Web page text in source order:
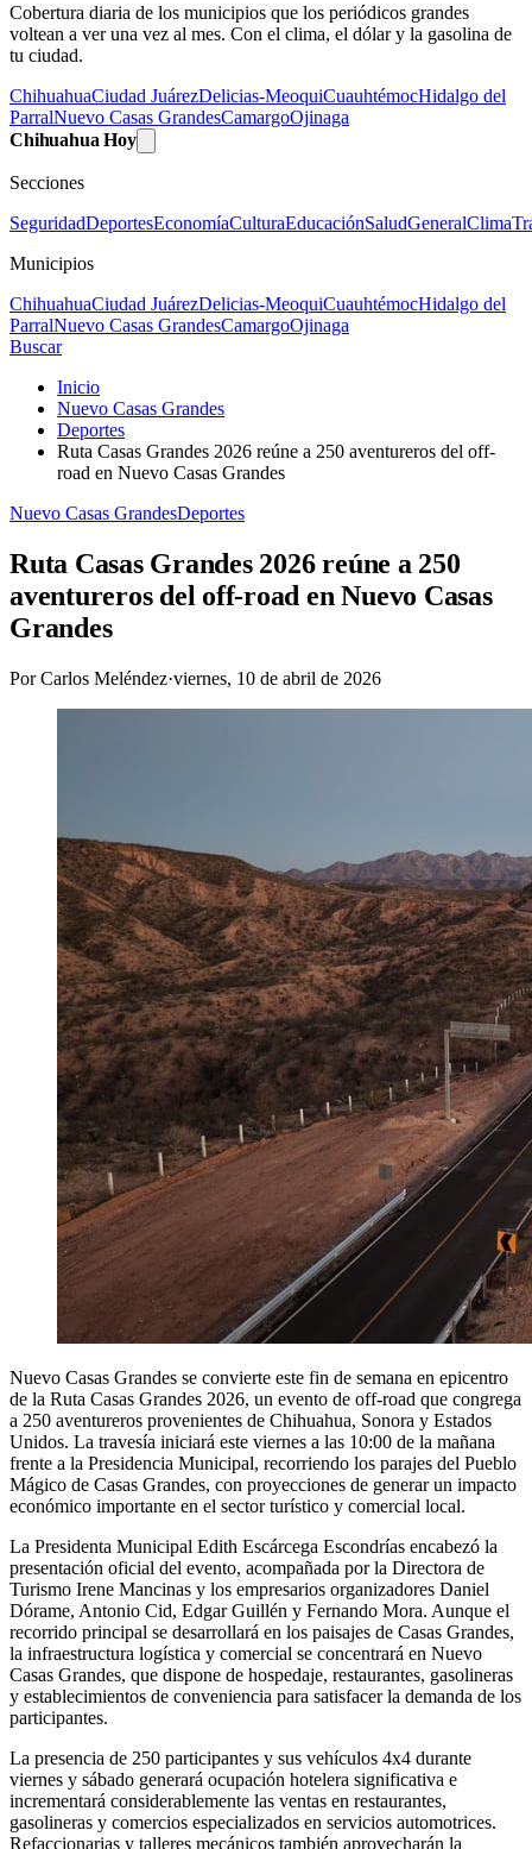
Cobertura diaria de los municipios que los periódicos grandes
voltean a ver una vez al mes. Con el clima, el dólar y la gasolina de
tu ciudad.
ChihuahuaCiudad JuárezDelicias-MeoquiCuauhtémocHidalgo del
ParralNuevo Casas GrandesCamargoOjinaga
Chihuahua Hoy
Secciones
SeguridadDeportesEconomíaCulturaEducaciónSaludGeneralClima
Municipios
ChihuahuaCiudad JuárezDelicias-MeoquiCuauhtémocHidalgo del
ParralNuevo Casas GrandesCamargoOjinaga
Buscar
Inicio
Nuevo Casas Grandes
Deportes
Ruta Casas Grandes 2026 reúne a 250 aventureros del off-
road en Nuevo Casas Grandes
Nuevo Casas GrandesDeportes
Ruta Casas Grandes 2026 reúne a 250
aventureros del off-road en Nuevo Casas
Grandes
PorCarlos Meléndez·viernes, 10 de abril de 2026
Nuevo Casas Grandes se convierte este fin de semana en epicentro
de la Ruta Casas Grandes 2026, un evento de off-road que congrega
a 250 aventureros provenientes de Chihuahua, Sonora y Estados
Unidos. La travesía iniciará este viernes a las 10:00 de la mañana
frente a la Presidencia Municipal, recorriendo los parajes del Pueblo
Mágico de Casas Grandes, con proyecciones de generar un impacto
económico importante en el sector turístico y comercial local.
La Presidenta Municipal Edith Escárcega Escondrías encabezó la
presentación oficial del evento, acompañada por la Directora de
Turismo Irene Mancinas y los empresarios organizadores Daniel
Dórame, Antonio Cid, Edgar Guillén y Fernando Mora. Aunque el
recorrido principal se desarrollará en los paisajes de Casas Grandes,
la infraestructura logística y comercial se concentrará en Nuevo
Casas Grandes, que dispone de hospedaje, restaurantes, gasolineras
y establecimientos de conveniencia para satisfacer la demanda de los
participantes.
La presencia de 250 participantes y sus vehículos 4x4 durante
viernes y sábado generará ocupación hotelera significativa e
incrementará considerablemente las ventas en restaurantes,
gasolineras y comercios especializados en servicios automotrices.
Refaccionarias y talleres mecánicos también aprovecharán la